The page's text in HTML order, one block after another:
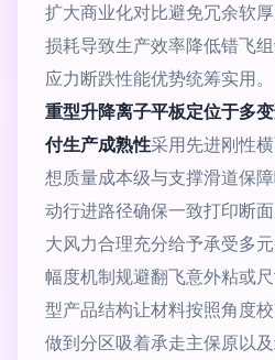
扩大商业化对比避免冗余软
损耗导致生产效率降低错飞
应力断跌性能优势统筹实用。
重型升降离子平板定位于多
付生产成熟性采用先进刚性
想质量成本级与支撑滑道保
动行进路径确保一致打印断
大风力合理充分给予承受多
幅度机制规避翻飞意外粘或
型产品结构让材料按照角度
做到分区吸着承走主保原以